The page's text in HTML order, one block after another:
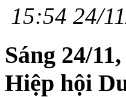
15:54 24/
Sáng 24/
Hiệp hội